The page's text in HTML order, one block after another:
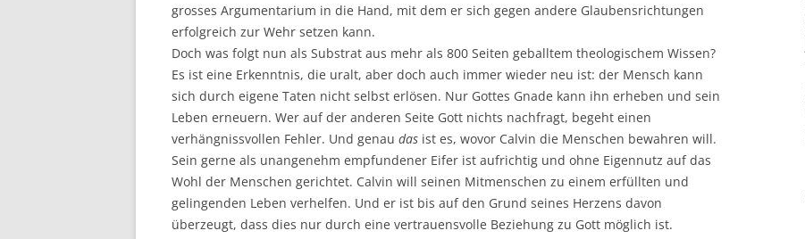
grosses Argumentarium in die Hand, mit dem er sich gegen andere Glaubensrichtungen
erfolgreich zur Wehr setzen kann.
Doch was folgt nun als Substrat aus mehr als 800 Seiten geballtem theologischem Wissen?
Es ist eine Erkenntnis, die uralt, aber doch auch immer wieder neu ist: der Mensch kann
sich durch eigene Taten nicht selbst erlösen. Nur Gottes Gnade kann ihn erheben und sein
Leben erneuern. Wer auf der anderen Seite Gott nichts nachfragt, begeht einen
verhängnissvollen Fehler. Und genau das ist es, wovor Calvin die Menschen bewahren will.
Sein gerne als unangenehm empfundener Eifer ist aufrichtig und ohne Eigennutz auf das
Wohl der Menschen gerichtet. Calvin will seinen Mitmenschen zu einem erfüllten und
gelingenden Leben verhelfen. Und er ist bis auf den Grund seines Herzens davon
überzeugt, dass dies nur durch eine vertrauensvolle Beziehung zu Gott möglich ist.